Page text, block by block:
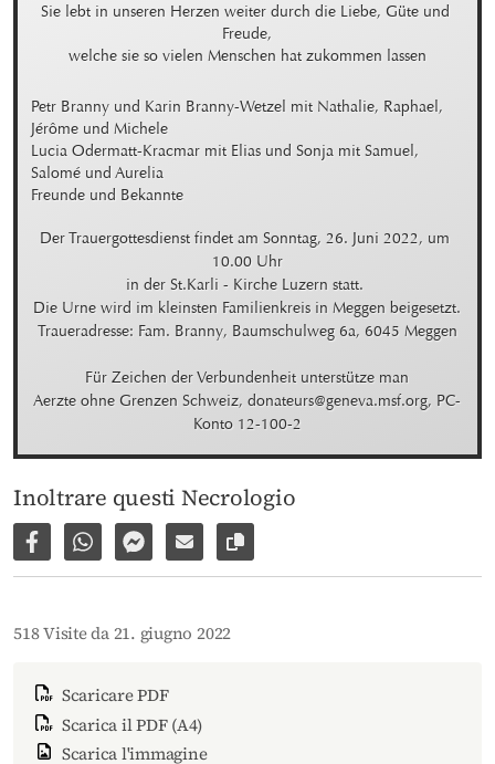
Sie lebt in unseren Herzen weiter durch die Liebe, Güte und
Freude,
welche sie so vielen Menschen hat zukommen lassen
Petr Branny und Karin Branny-Wetzel mit Nathalie, Raphael,
Jérôme und Michele
Lucia Odermatt-Kracmar mit Elias und Sonja mit Samuel,
Salomé und Aurelia
Freunde und Bekannte
Der Trauergottesdienst findet am Sonntag, 26. Juni 2022, um
10.00 Uhr
in der St.Karli - Kirche Luzern statt.
Die Urne wird im kleinsten Familienkreis in Meggen beigesetzt.
Traueradresse: Fam. Branny, Baumschulweg 6a, 6045 Meggen
Für Zeichen der Verbundenheit unterstütze man
Aerzte ohne Grenzen Schweiz, donateurs@geneva.msf.org, PC-
Konto 12-100-2
Inoltrare questi Necrologio
Condividi su Facebook
Condividi su WhatsApp
Inviare per Facebook Messenger
Inviare per email
Copia il link alla pagina
518 Visite da 21. giugno 2022
Scaricare PDF
Scarica il PDF (A4)
Scarica l'immagine